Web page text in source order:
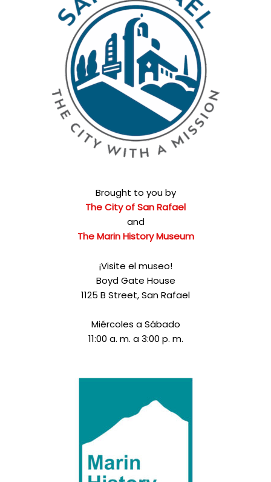
Brought to you by
The City of San Rafael
and
The Marin History Museum
¡Visite el museo!
Boyd Gate House
1125 B Street, San Rafael
Miércoles a Sábado
11:00 a. m. a 3:00 p. m.